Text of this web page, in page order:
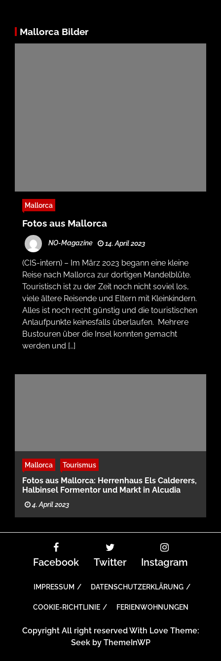
Mallorca Bilder
Mallorca
Fotos aus Mallorca
NO-Magazine 14. April 2023
(CIS-intern) – Im März 2023 begann eine kleine
Reise nach Mallorca zur dortigen Mandelblüte.
Touristisch ist zu der Zeit noch nicht soviel los,
viele ältere Reisende und Eltern mit Kleinkindern.
Alles ist noch recht günstig und die touristischen
Anlaufpunkte keinesfalls überlaufen. Mehrere
Bustouren über die Insel konnten gemacht
werden und […]
Mallorca Tourismus
Fotos aus Mallorca: Herrenhaus Els Calderers,
Halbinsel Formentor und Markt in Alcudia
4. April 2023
Facebook Twitter Instagram
IMPRESSUM DATENSCHUTZERKLÄRUNG
COOKIE-RICHTLINIE FERIENWOHNUNGEN
Copyright All right reserved With Love Theme:
Seek by ThemeInWP